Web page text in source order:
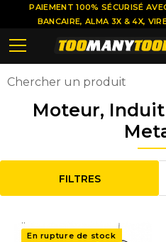
Moteur,
FILTRES
..
En rupture de stock
PAIEMENT 100% SÉCURISÉ
BANCAIRE, ALMA 3X & 4X,